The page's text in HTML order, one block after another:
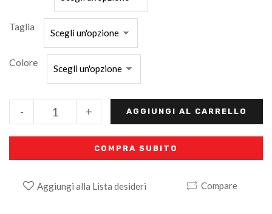
Taglia
Colore
+
- AGGIUNGI AL CARRELLO
COMPRA SUBITO
Aggiungi alla Lista desideri Compare